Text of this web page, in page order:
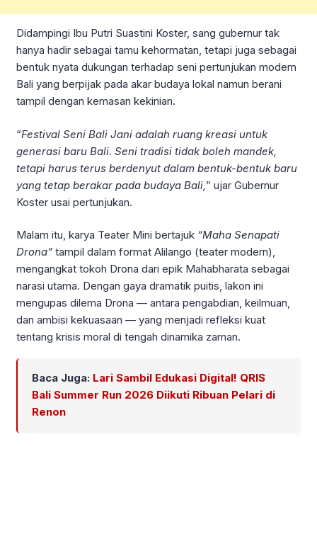
Didampingi Ibu Putri Suastini Koster, sang gubernur tak
hanya hadir sebagai tamu kehormatan, tetapi juga sebagai
bentuk nyata dukungan terhadap seni pertunjukan modern
Bali yang berpijak pada akar budaya lokal namun berani
tampil dengan kemasan kekinian.
“Festival Seni Bali Jani adalah ruang kreasi untuk
generasi baru Bali. Seni tradisi tidak boleh mandek,
tetapi harus terus berdenyut dalam bentuk-bentuk baru
yang tetap berakar pada budaya Bali, ” ujar Gubernur
Koster usai pertunjukan.
Malam itu, karya Teater Mini bertajuk “Maha Senapati
Drona” tampil dalam format Alilango (teater modern),
mengangkat tokoh Drona dari epik Mahabharata sebagai
narasi utama. Dengan gaya dramatik puitis, lakon ini
mengupas dilema Drona — antara pengabdian, keilmuan,
dan ambisi kekuasaan — yang menjadi refleksi kuat
tentang krisis moral di tengah dinamika zaman.
Baca Juga: Lari Sambil Edukasi Digital! QRIS
Bali Summer Run 2026 Diikuti Ribuan Pelari di
Renon